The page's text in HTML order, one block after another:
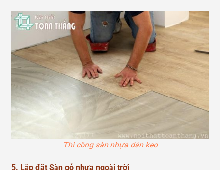
Thi công sàn nhựa dán keo
5. Lắp đặt Sàn gỗ nhựa ngoài trời